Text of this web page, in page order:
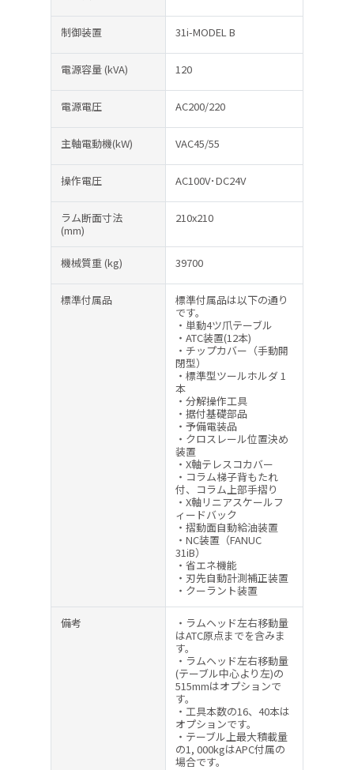
制御装置 31i-MODEL B
電源容量(kVA) 120
電源電圧 AC200/220
主軸電動機(kW) VAC45/55
操作電圧 AC100V･DC24V
ラム断面寸法
(mm)
210x210
機械質重(kg) 39700
標準付属品
標準付属品は以下の通り
です。
・単動4ツ爪テーブル
・ATC装置(12本)
・チップカバー（手動開
閉型）
・標準型ツールホルダ 1
本
・分解操作工具
・据付基礎部品
・予備電装品
・クロスレール位置決め
装置
・X軸テレスコカバー
・コラム梯子背もたれ
付、コラム上部手摺り
・X軸リニアスケールフ
ィードバック
・摺動面自動給油装置
・NC装置（FANUC
31iB）
・省エネ機能
・刃先自動計測補正装置
・クーラント装置
備考
・ラムヘッド左右移動量
はATC原点までを含みま
す。
・ラムヘッド左右移動量
(テーブル中心より左)の
515mmはオプションで
す。
・工具本数の16、40本は
オプションです。
・テーブル上最大積載量
の1, 000kgはAPC付属の
場合です。